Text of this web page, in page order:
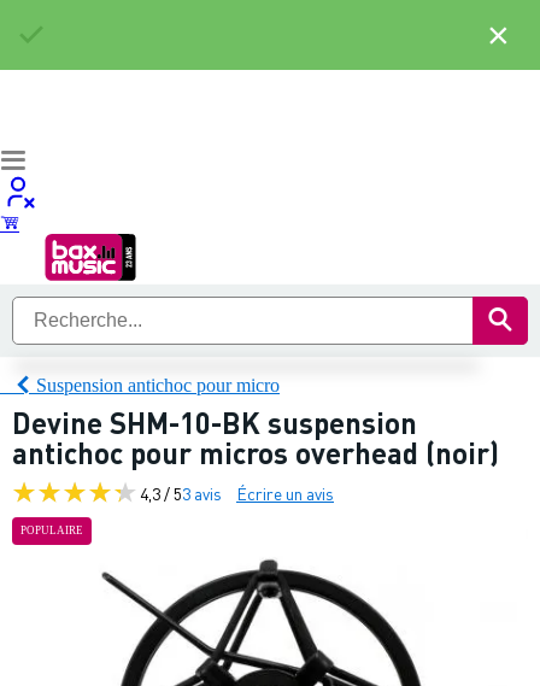
Suspension antichoc pour micro
Devine SHM-10-BK suspension
antichoc pour micros overhead (noir)
4,3 / 53 avis Écrire un avis
POPULAIRE
×